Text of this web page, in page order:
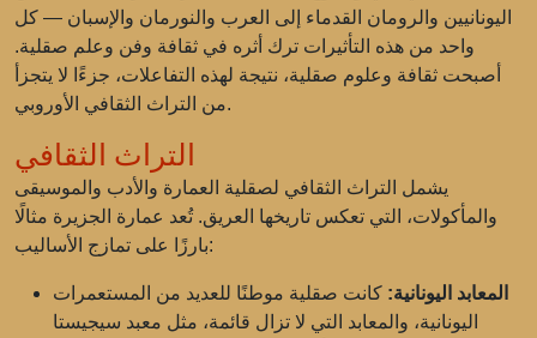
اليونانيين والرومان القدماء إلى العرب والنورمان والإسبان — كل
واحد من هذه التأثيرات ترك أثره في ثقافة وفن وعلم صقلية.
أصبحت ثقافة وعلوم صقلية، نتيجة لهذه التفاعلات، جزءًا لا يتجزأ
من التراث الثقافي الأوروبي.
التراث الثقافي
يشمل التراث الثقافي لصقلية العمارة والأدب والموسيقى
والمأكولات، التي تعكس تاريخها العريق. تُعد عمارة الجزيرة مثالًا
بارزًا على تمازج الأساليب:
المعابد اليونانية: كانت صقلية موطنًا للعديد من المستعمرات
اليونانية، والمعابد التي لا تزال قائمة، مثل معبد سيجيستا